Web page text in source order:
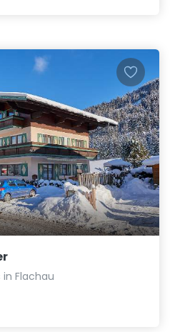
Flachau